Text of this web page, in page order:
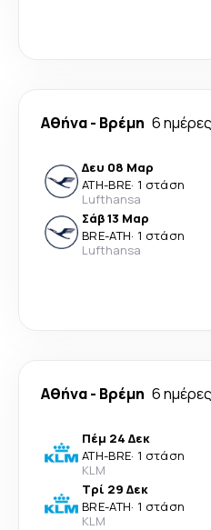
Αθήνα- Βρέμη 6 ημέρες
Δευ 08 Μαρ
ATH-BRE· 1 στάση
Lufthansa
Σάβ 13 Μαρ
BRE-ATH· 1 στάση
Lufthansa
Αθήνα- Βρέμη 6 ημέρες
Πέμ 24 Δεκ
ATH-BRE· 1 στάση
KLM
Τρί 29 Δεκ
BRE-ATH· 1 στάση
KLM